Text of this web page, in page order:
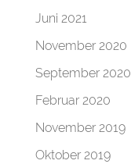
Juni 2021
November 2020
September 2020
Februar 2020
November 2019
Oktober 2019